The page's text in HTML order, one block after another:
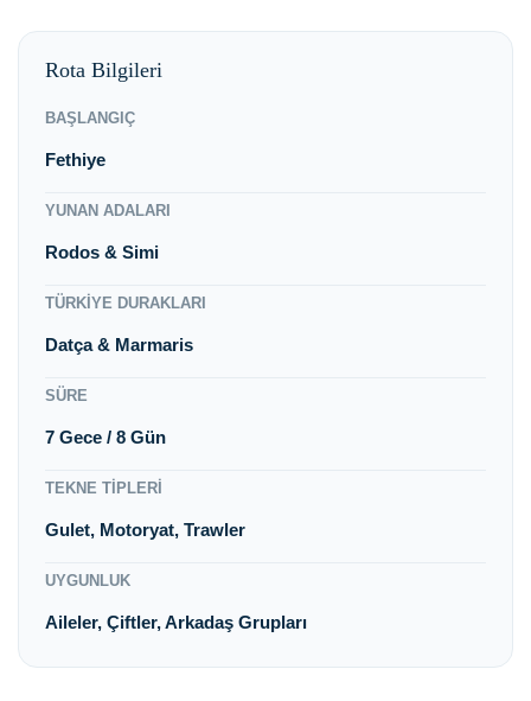
Rota Bilgileri
BAŞLANGIÇ
Fethiye
YUNAN ADALARI
Rodos & Simi
TÜRKIYE DURAKLARI
Datça & Marmaris
SÜRE
7 Gece / 8 Gün
TEKNE TIPLERI
Gulet, Motoryat, Trawler
UYGUNLUK
Aileler, Çiftler, Arkadaş Grupları